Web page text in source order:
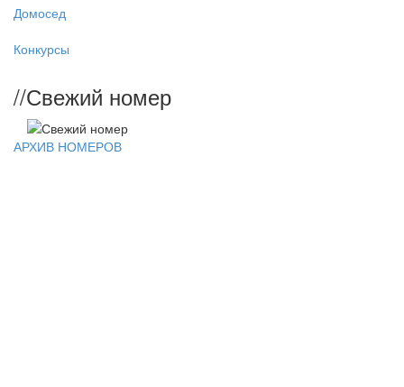
Домосед
Конкурсы
//Свежий номер
АРХИВ НОМЕРОВ